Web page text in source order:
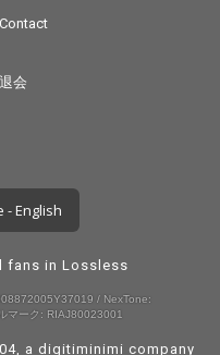
Contact
退会
English
fans in Lossless
/ NexTone:
マーク: RIAJ80023001
a digitiminimi company